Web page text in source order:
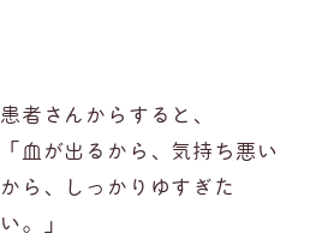
患者さんからすると、
「血が出るから、気持ち悪い
から、しっかりゆすぎた
い。」